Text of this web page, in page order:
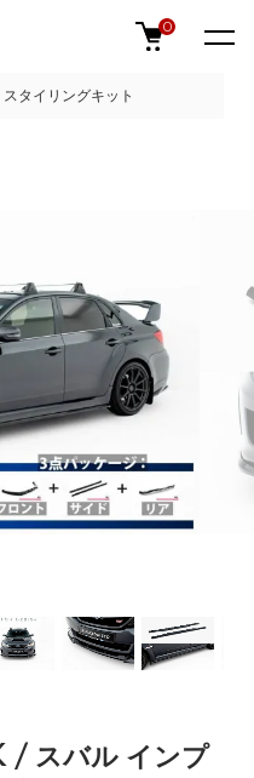
0
スタイリングキット
スバル インプ